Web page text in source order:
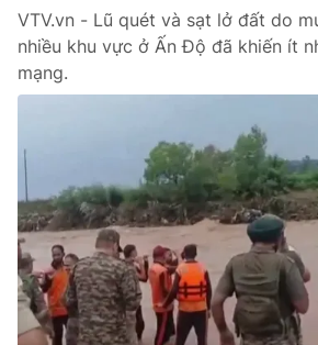
VTV.vn - Lũ quét và sạt lở đất do
nhiều khu vực ở Ấn Độ đã khiến ít
mạng.